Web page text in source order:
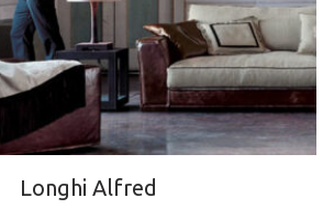
Longhi Alfred